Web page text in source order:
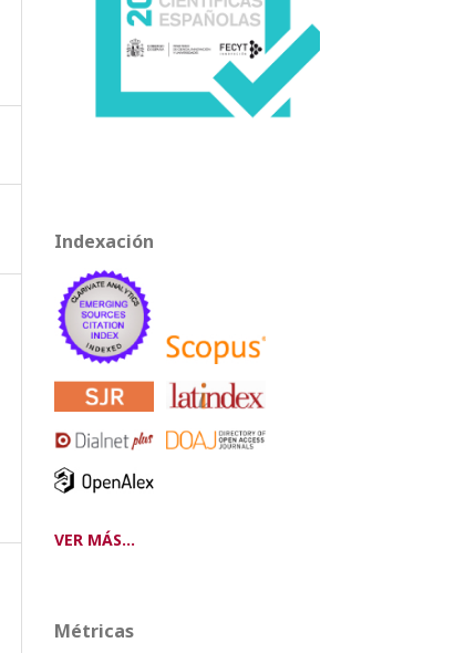
Indexación
VER MÁS...
Métricas